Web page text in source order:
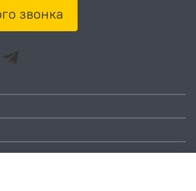
Адрес: Москва, ул.
звонка